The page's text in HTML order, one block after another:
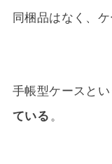
同梱品はなく、
手帳型ケースとい
ている 。